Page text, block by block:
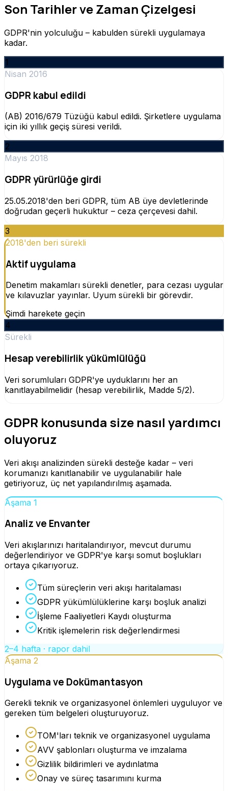
Son Tarihler ve Zaman Çizelgesi
GDPR'nin yolculuğu – kabulden sürekli uygulamaya
kadar.
1
Nisan 2016
GDPR kabul edildi
(AB) 2016/679 Tüzüğü kabul edildi. Şirketlere uygulama
için iki yıllık geçiş süresi verildi.
2
Mayıs 2018
GDPR yürürlüğe girdi
25.05.2018'den beri GDPR, tüm AB üye devletlerinde
doğrudan geçerli hukuktur – ceza çerçevesi dahil.
3
2018'den beri sürekli
Aktif uygulama
Denetim makamları sürekli denetler, para cezası uygular
ve kılavuzlar yayınlar. Uyum sürekli bir görevdir.
Şimdi harekete geçin
4
Sürekli
Hesap verebilirlik yükümlülüğü
Veri sorumluları GDPR'ye uyduklarını her an
kanıtlayabilmelidir (hesap verebilirlik, Madde 5/2).
GDPR konusunda size nasıl yardımcı
oluyoruz
Veri akışı analizinden sürekli desteğe kadar – veri
korumanızı kanıtlanabilir ve uygulanabilir hale
getiriyoruz, üç net yapılandırılmış aşamada.
Aşama 1
Analiz ve Envanter
Veri akışlarınızı haritalandırıyor, mevcut durumu
değerlendiriyor ve GDPR'ye karşı somut boşlukları
ortaya çıkarıyoruz.
Tüm süreçlerin veri akışı haritalaması
GDPR yükümlülüklerine karşı boşluk analizi
İşleme Faaliyetleri Kaydı oluşturma
Kritik işlemelerin risk değerlendirmesi
2–4 hafta · rapor dahil
Aşama 2
Uygulama ve Dokümantasyon
Gerekli teknik ve organizasyonel önlemleri uyguluyor ve
gereken tüm belgeleri oluşturuyoruz.
TOM'ları teknik ve organizasyonel uygulama
AVV şablonları oluşturma ve imzalama
Gizlilik bildirimleri ve aydınlatma
Onay ve süreç tasarımını kurma